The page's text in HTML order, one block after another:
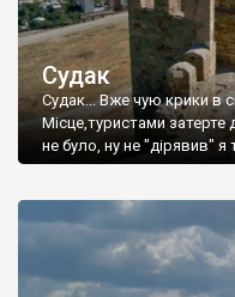
Судак
Судак... Вже чую крики в
Місце,туристами
не було, ну не "дірявив" я